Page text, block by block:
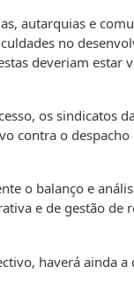
autarquias e
no
deveriam estar
os sindicatos da
contra o
o balanço e
e de gestão de
haverá ainda a